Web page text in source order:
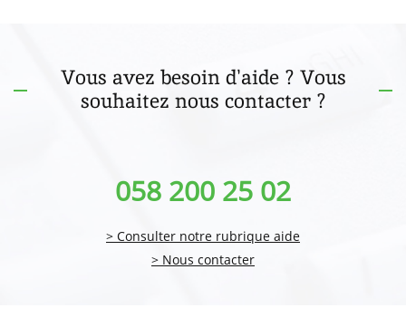
Vous avez besoin d'aide ? Vous
souhaitez nous contacter ?
058 200 25 02
> Consulter notre rubrique aide
> Nous contacter